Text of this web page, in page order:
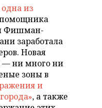
одна из
Фишман-
заработала
Новая
— ни много ни
зоны в
и
, а также